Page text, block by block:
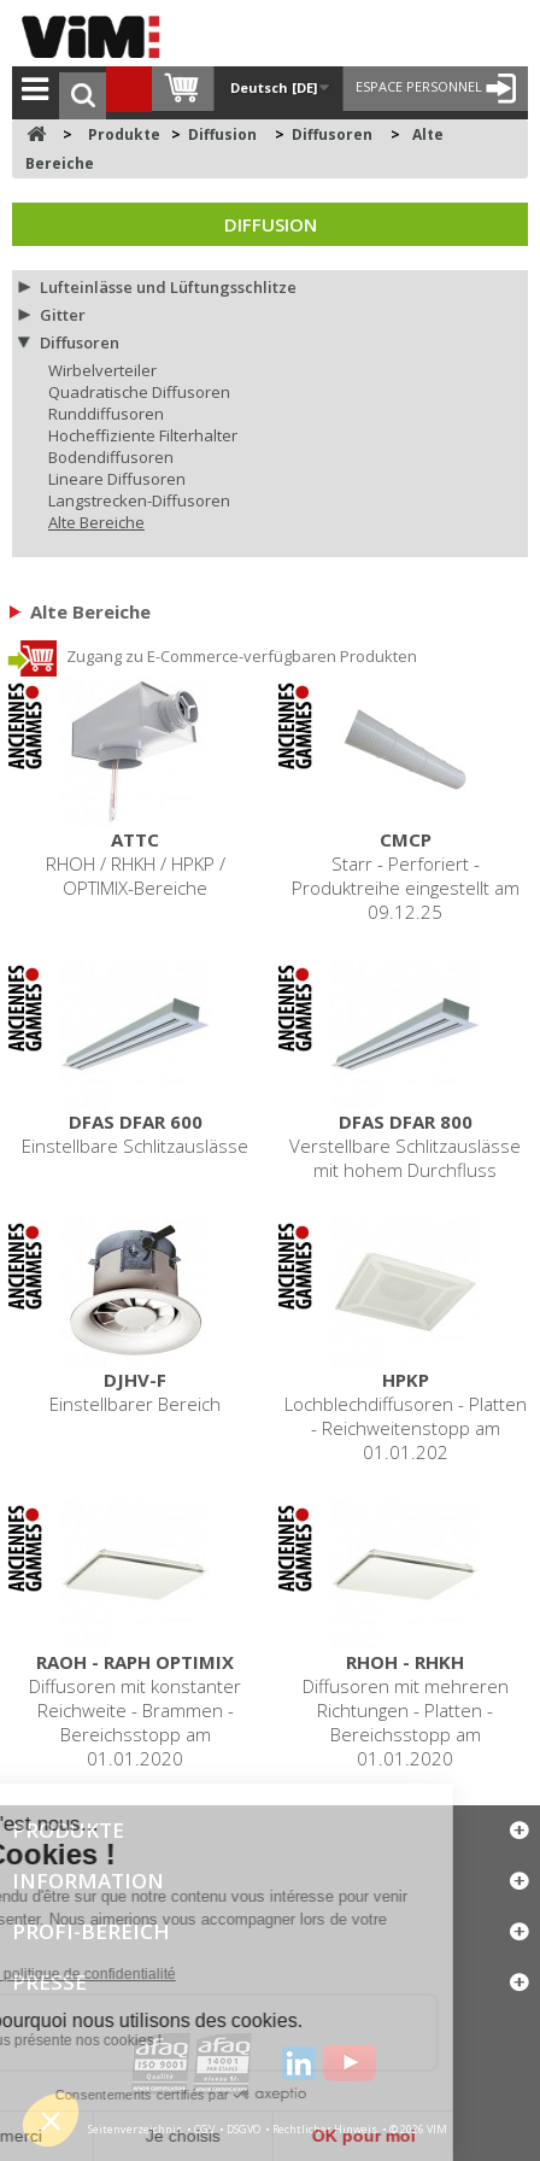
ESPACE PERSONNEL
Deutsch [DE]
> Produkte > Diffusion > Diffusoren >
Alte
Bereiche
DIFFUSION
Lufteinlässe und Lüftungsschlitze
Gitter
Diffusoren
Wirbelverteiler
Quadratische Diffusoren
Runddiffusoren
Hocheffiziente Filterhalter
Bodendiffusoren
Lineare Diffusoren
Langstrecken-Diffusoren
Alte Bereiche
Alte Bereiche
Zugang zu E-Commerce-verfügbaren Produkten
ATTC
RHOH / RHKH / HPKP /
OPTIMIX-Bereiche
CMCP
Starr - Perforiert -
Produktreihe eingestellt am
09.12.25
DFAS DFAR 600
Einstellbare Schlitzauslässe
DFAS DFAR 800
Verstellbare Schlitzauslässe
mit hohem Durchfluss
DJHV-F
Einstellbarer Bereich
HPKP
Lochblechdiffusoren - Platten
- Reichweitenstopp am
01.01.202
RAOH - RAPH OPTIMIX
Diffusoren mit konstanter
Reichweite - Brammen -
Bereichsstopp am
01.01.2020
RHOH - RHKH
Diffusoren mit mehreren
Richtungen - Platten -
Bereichsstopp am
01.01.2020
PRODUKTE
INFORMATION
PROFI-BEREICH
PRESSE
Seitenverzeichnis CGV DSGVO Rechtlicher Hinweis © 2026 VIM